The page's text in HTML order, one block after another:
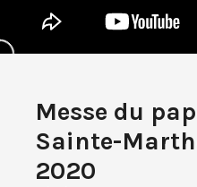
Messe du
Sainte-
2020